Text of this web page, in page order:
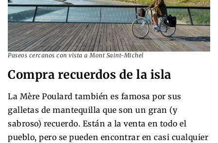
Paseos cercanos con vista a Mont Saint-Michel
Compra recuerdos de la isla
La Mère Poulard también es famosa por sus
galletas de mantequilla que son un gran (y
sabroso) recuerdo. Están a la venta en todo el
pueblo, pero se pueden encontrar en casi cualquier